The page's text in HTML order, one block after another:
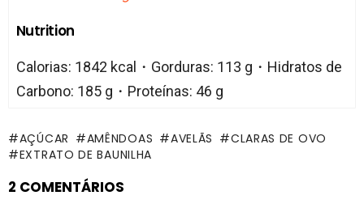
Nutrition
Calorias: 1842 kcal・Gorduras: 113 g・Hidratos de
Carbono: 185 g・Proteínas: 46 g
AÇÚCAR AMÊNDOAS AVELÃS
CLARAS DE OVO
EXTRATO DE BAUNILHA
2 COMENTÁRIOS